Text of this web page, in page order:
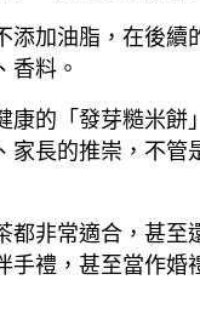
添加油脂，在後續
香料。
康的「發芽糙米餅
家長的推崇，不管
都非常適合，甚至
手禮，甚至當作婚